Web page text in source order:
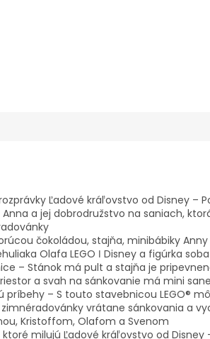
Ľadové kráľovstvo od Disney –
a jej dobrodružstvo na saniach,
čokoládou, stajňa, minibábiky Anny
Olafa LEGO ǀ Disney a figúrka soba
– Stánok má pult a stajňa je
a svah na sánkovanie má mini
– S touto stavebnicou LEGO®
vrátane sánkovania a
Kristoffom, Olafom a Svenom
milujú Ľadové kráľovstvo od Disney